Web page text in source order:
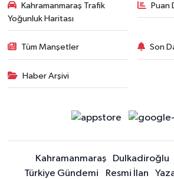
Kahramanmaraş Trafik
Yoğunluk Haritası
Puan
Tüm Manşetler Son
Haber Arşivi
Kahramanmaraş Dulkadiroğlu
Türkiye Gündemi
Resmi İlan